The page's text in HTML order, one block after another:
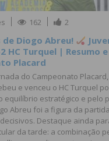
162 2
Diogo Abreu!
HC Turquel | Resumo
Placard
do Campeonato
e venceu o HC Turquel
equilíbrio estratégico e pelo
Abreu foi a figura da
Destaque ainda
da tarde: a combinação